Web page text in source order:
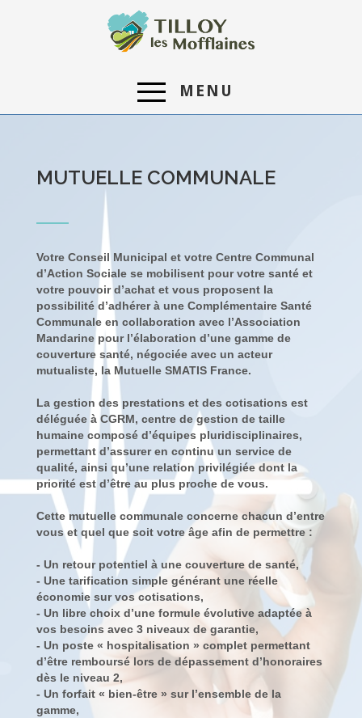
MENU
MUTUELLE COMMUNALE
Votre Conseil Municipal et votre Centre Communal
d’Action Sociale se mobilisent pour votre santé et
votre pouvoir d’achat et vous proposent la
possibilité d’adhérer à une Complémentaire Santé
Communale en collaboration avec l’Association
Mandarine pour l’élaboration d’une gamme de
couverture santé, négociée avec un acteur
mutualiste, la Mutuelle SMATIS France.
La gestion des prestations et des cotisations est
déléguée à CGRM, centre de gestion de taille
humaine composé d’équipes pluridisciplinaires,
permettant d’assurer en continu un service de
qualité, ainsi qu’une relation privilégiée dont la
priorité est d’être au plus proche de vous.
Cette mutuelle communale concerne chacun d’entre
vous et quel que soit votre âge afin de permettre :
- Un retour potentiel à une couverture de santé,
- Une tarification simple générant une réelle
économie sur vos cotisations,
- Un libre choix d’une formule évolutive adaptée à
vos besoins avec 3 niveaux de garantie,
- Un poste « hospitalisation » complet permettant
d’être remboursé lors de dépassement d’honoraires
dès le niveau 2,
- Un forfait « bien-être » sur l’ensemble de la
gamme,